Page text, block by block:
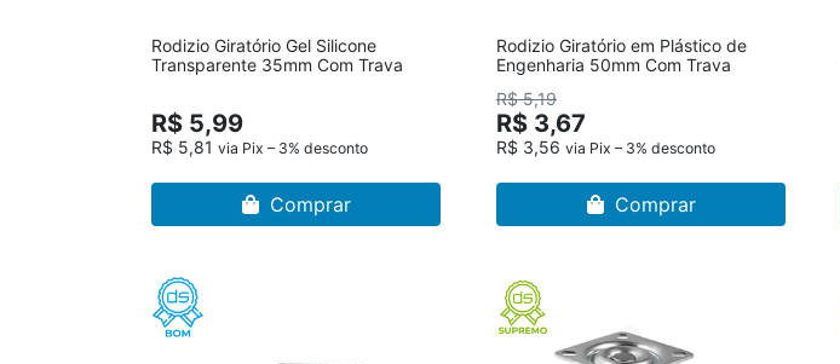
Rodizio Giratório Gel Silicone
Transparente 35mm Com Trava
R$ 5,99
R$ 5,81 via Pix – 3% desconto
Comprar
Rodizio Giratório em Plástico de
Engenharia 50mm Com Trava
R$ 5,19
R$ 3,67
R$ 3,56 via Pix – 3% desconto
Comprar